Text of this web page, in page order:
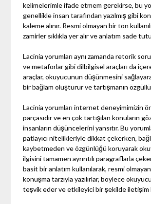
kelimelerimle ifade etmem gerekirse, bu
genellikle insan tarafından yazılmış gibi
kaleme alınır. Resmi olmayan bir ton
zamirler sıklıkla yer alır ve anlatım sade
Lacinia yorumları aynı zamanda retorik
ve metaforlar gibi dilbilgisel araçları da
araçlar, okuyucunun düşünmesini
bir bağlam oluşturur ve tartışmanın
Lacinia yorumları internet deneyimimizin
parçasıdır ve en çok tartışılan konuların
insanların düşüncelerini yansıtır. Bu
patlayıcı nitelikleriyle dikkat çekerken,
kaybetmeden ve özgünlüğü koruyarak
ilgisini tamamen ayrıntılı paragraflarla
basit bir anlatım kullanılarak, resmi
konuşma tarzıyla yazılırlar, böylece
teşvik eder ve etkileyici bir şekilde iletişim